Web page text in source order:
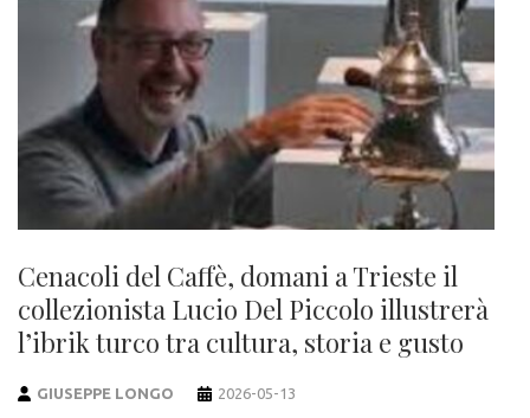
Cenacoli del Caffè, domani a Trieste il
collezionista Lucio Del Piccolo illustrerà
l’ibrik turco tra cultura, storia e gusto
GIUSEPPE LONGO 2026-05-13